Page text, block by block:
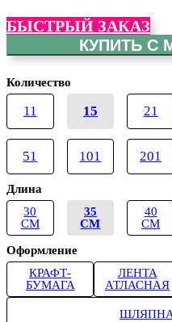
БЫСТРЫЙ ЗАКАЗ
КУПИТЬ С
Количество
11 15 21
51 101 201
Длина
30
СМ
35
СМ
40
СМ
Оформление
КРАФТ-
БУМАГА
ЛЕНТА
АТЛАСНАЯ